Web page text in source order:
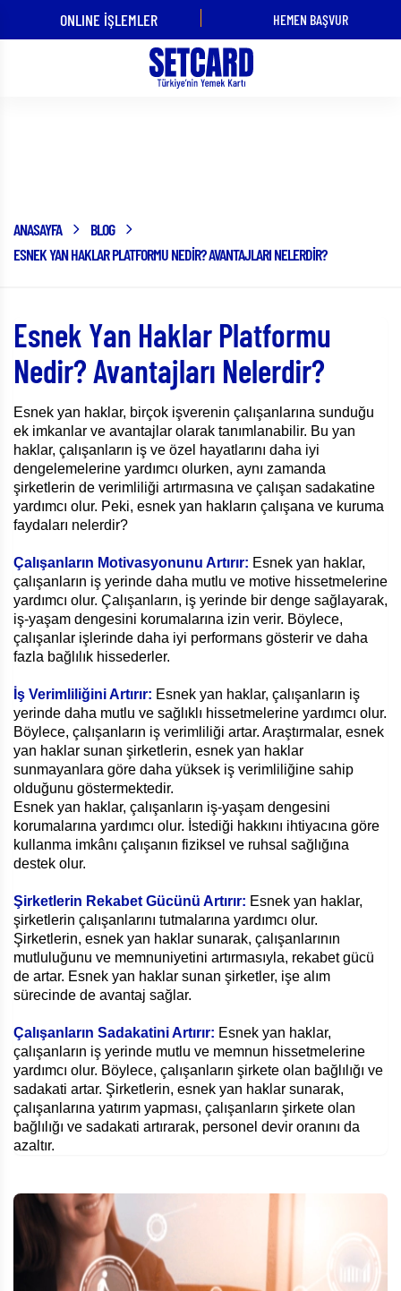
ÜYE İŞ YERİ
OLMAK
KART
KULLANMAK
ONLINE İŞLEMLER HEMEN BAŞVUR
ANASAYFA
BLOG
ESNEK YAN HAKLAR PLATFORMU NEDIR? AVANTAJLARI NELERDIR?
Esnek Yan Haklar Platformu
Nedir? Avantajları Nelerdir?
Esnek yan haklar, birçok işverenin çalışanlarına sunduğu
ek imkanlar ve avantajlar olarak tanımlanabilir. Bu yan
haklar, çalışanların iş ve özel hayatlarını daha iyi
dengelemelerine yardımcı olurken, aynı zamanda
şirketlerin de verimliliği artırmasına ve çalışan sadakatine
yardımcı olur. Peki, esnek yan hakların çalışana ve kuruma
faydaları nelerdir?
Çalışanların Motivasyonunu Artırır: Esnek yan haklar,
çalışanların iş yerinde daha mutlu ve motive hissetmelerine
yardımcı olur. Çalışanların, iş yerinde bir denge sağlayarak,
iş-yaşam dengesini korumalarına izin verir. Böylece,
çalışanlar işlerinde daha iyi performans gösterir ve daha
fazla bağlılık hissederler.
İş Verimliliğini Artırır: Esnek yan haklar, çalışanların iş
yerinde daha mutlu ve sağlıklı hissetmelerine yardımcı olur.
Böylece, çalışanların iş verimliliği artar. Araştırmalar, esnek
yan haklar sunan şirketlerin, esnek yan haklar
sunmayanlara göre daha yüksek iş verimliliğine sahip
olduğunu göstermektedir.
Esnek yan haklar, çalışanların iş-yaşam dengesini
korumalarına yardımcı olur. İstediği hakkını ihtiyacına göre
kullanma imkânı çalışanın fiziksel ve ruhsal sağlığına
destek olur.
Şirketlerin Rekabet Gücünü Artırır: Esnek yan haklar,
şirketlerin çalışanlarını tutmalarına yardımcı olur.
Şirketlerin, esnek yan haklar sunarak, çalışanlarının
mutluluğunu ve memnuniyetini artırmasıyla, rekabet gücü
de artar. Esnek yan haklar sunan şirketler, işe alım
sürecinde de avantaj sağlar.
Çalışanların Sadakatini Artırır: Esnek yan haklar,
çalışanların iş yerinde mutlu ve memnun hissetmelerine
yardımcı olur. Böylece, çalışanların şirkete olan bağlılığı ve
sadakati artar. Şirketlerin, esnek yan haklar sunarak,
çalışanlarına yatırım yapması, çalışanların şirkete olan
bağlılığı ve sadakati artırarak, personel devir oranını da
azaltır.